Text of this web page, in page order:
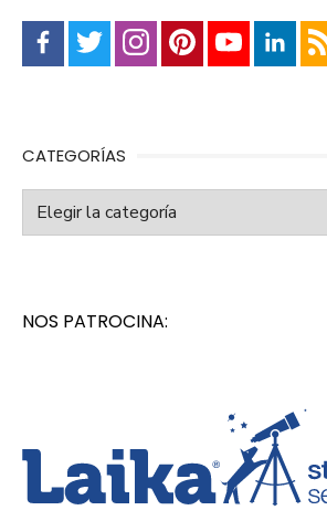
CATEGORÍAS
Categorías
NOS PATROCINA: